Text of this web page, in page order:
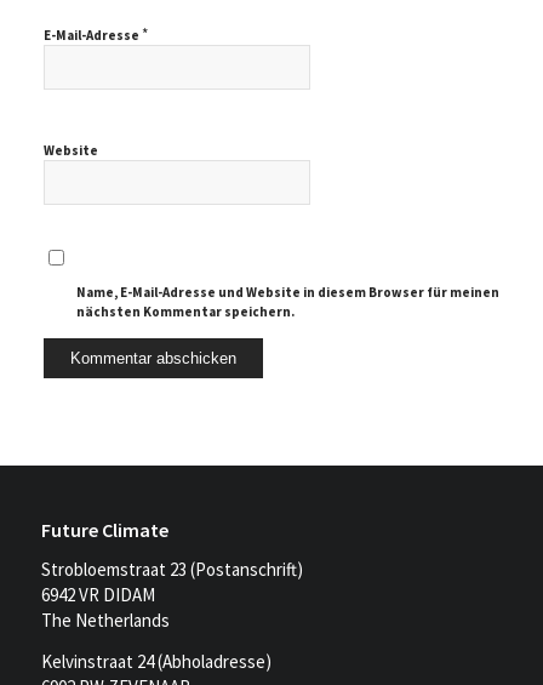
E-Mail-Adresse *
Website
Name, E-Mail-Adresse und Website in diesem Browser für meinen
nächsten Kommentar speichern.
Future Climate
Strobloemstraat 23 (Postanschrift)
6942 VR DIDAM
The Netherlands
Kelvinstraat 24 (Abholadresse)